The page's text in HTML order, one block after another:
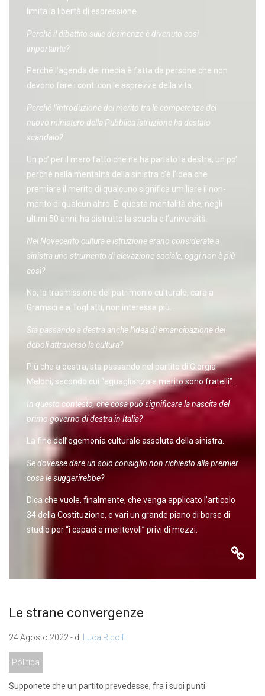
limita la libertà di espressione.
Perché il dibattito sulle desinenze è divenuto così
importante?
Perché l’agenda dei media è fatta da persone che non
devono fare i conti con le asprezze della vita.
Perché l’introduzione del merito tra le competenze del
nuovo ministero della Pubblica istruzione ha destato
scandalo?
Un po’ per il mero fatto che ne ha parlato la destra, un po’
perché nella mentalità della sinistra c’è l’idea che
premiare il merito di qualcuno significa umiliare il non-
merito di qualcun altro. E’ questa mentalità che, negli
ultimi 50 anni, ha distrutto la scuola e l’università.
Nel Novecento cultura e istruzione erano considerate a
sinistra uno strumento di elevazione sociale, oggi non è più
così?
No, la trasmissione del patrimonio culturale, cara a
Gramsci e a Togliatti, non interessa più.
Sta passando a destra anche l’idea di emancipazione dei
deboli attraverso la cultura?
Più che a destra, sta passando nel partito di Giorgia
Meloni, secondo cui “eguaglianza e merito sono fratelli”.
In questo contesto, che cosa può significare la nascita del
primo governo di destra in Italia?
La fine dell’egemonia culturale assoluta della sinistra.
Se dovesse dare un solo consiglio non richiesto alla premier
cosa le suggerirebbe?
Dica che vuole, finalmente, che venga applicato l’articolo
34 della Costituzione, e vari un grande piano di borse di
studio per “i capaci e meritevoli” privi di mezzi.
Le strane convergenze
24 Agosto 2022 - di Luca Ricolfi
Politica
Supponete che un partito prevedesse, fra i suoi punti